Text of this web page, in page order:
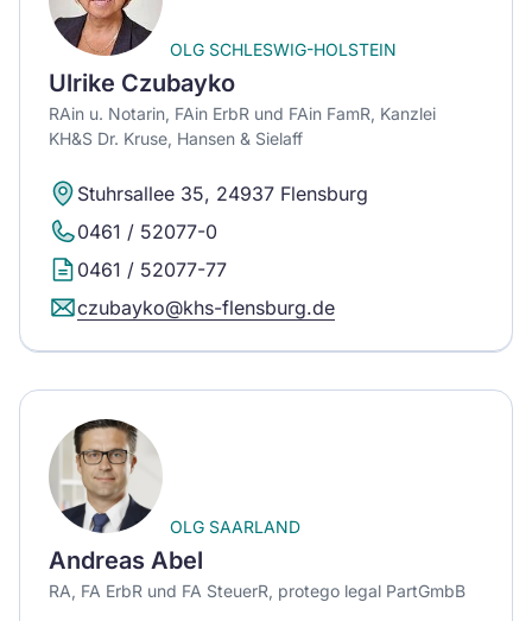
OLG SCHLESWIG-HOLSTEIN
Ulrike Czubayko
RAin u. Notarin, FAin ErbR und FAin FamR, Kanzlei
KH&S Dr. Kruse, Hansen & Sielaff
Stuhrsallee 35, 24937 Flensburg
0461 / 52077-0
0461 / 52077-77
czubayko@khs-flensburg.de
OLG SAARLAND
Andreas Abel
RA, FA ErbR und FA SteuerR, protego legal PartGmbB